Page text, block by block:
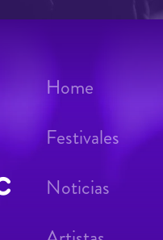
Home
Festivales
Noticias